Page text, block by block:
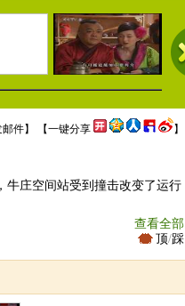
邮件】 【一键分享 】
牛庄空间站受到撞击改变了运行
查看全部
顶/踩